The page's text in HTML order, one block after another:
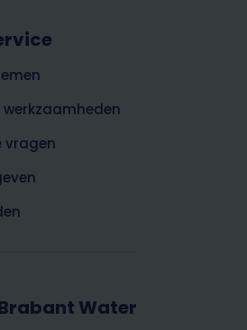
vragen
Water